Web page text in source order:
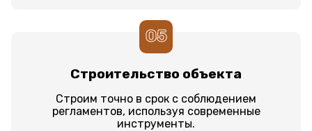
05
Строительство объекта
Строим точно в срок с соблюдением
регламентов, используя современные
инструменты.